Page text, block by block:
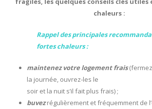
chaleurs :
Rappel des principales
fortes chaleurs :
maintenez votre logement frais
la journée, ouvrez-les le
soir et la nuit s’il fait plus frais) ;
buvezrégulièrement et fréquemment de